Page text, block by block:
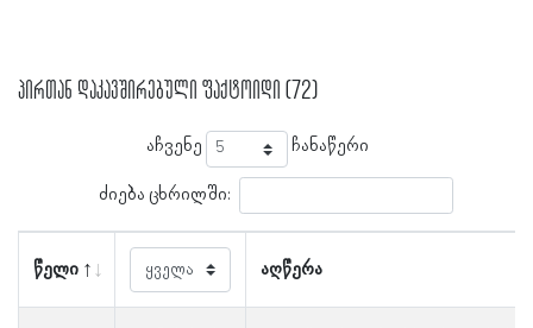
პირთან დაკავშირებული ფაქტოიდი (72)
აჩვენე ჩანაწერი
ძიება ცხრილში:
წელი აღწერა